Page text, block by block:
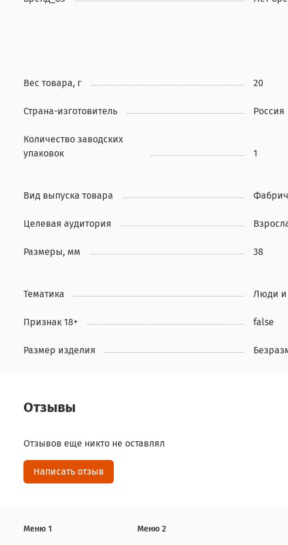
Вес товара, г 20
Страна-изготовитель Россия
Количество заводских
упаковок
1
Вид выпуска товара
Целевая аудитория
Размеры, мм 38
Тематика Люди и
Признак 18+ false
Размер изделия
Отзывы
Отзывов еще никто не оставлял
Написать отзыв
Меню 1 Меню 2